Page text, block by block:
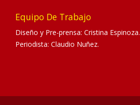
Equipo De Trabajo
Diseño y Pre-prensa: Cristina Espinoza.
Periodista: Claudio Nuñez.